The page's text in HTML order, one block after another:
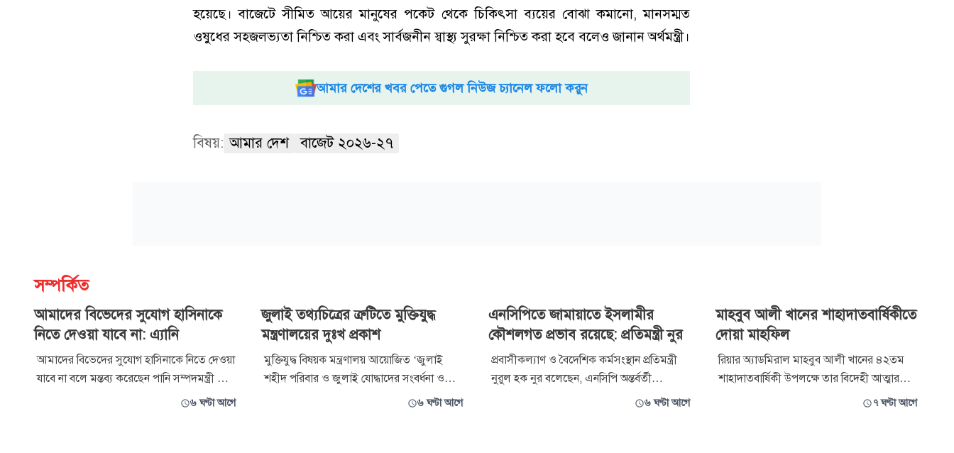
হয়েছে। বাজেটে সীমিত আয়ের মানুষের পকেট থেকে চিকিৎসা ব্যয়ের বোঝা কমানো, মানসম্মত
ওষুধের সহজলভ্যতা নিশ্চিত করা এবং সার্বজনীন স্বাস্থ্য সুরক্ষা নিশ্চিত করা হবে বলেও জানান অর্থমন্ত্রী।
আমার দেশের খবর পেতে গুগল নিউজ চ্যানেল ফলো করুন
বিষয়: আমার দেশ বাজেট ২০২৬-২৭
সম্পর্কিত
আমাদের বিভেদের সুযোগ হাসিনাকে
নিতে দেওয়া যাবে না: এ্যানি
আমাদের বিভেদের সুযোগ হাসিনাকে নিতে দেওয়া
যাবে না বলে মন্তব্য করেছেন পানি সম্পদমন্ত্রী মো.
শহীদউদ্দীন চৌধুরী এ্যানি। বৃহস্পতিবার (৬৬ ঘণ্টা আগে
জুলাই তথ্যচিত্রের ত্রুটিতে মুক্তিযুদ্ধ
মন্ত্রণালয়ের দুঃখ প্রকাশ
মুক্তিযুদ্ধ বিষয়ক মন্ত্রণালয় আয়োজিত ‘জুলাই
শহীদ পরিবার ও জুলাই যোদ্ধাদের সংবর্ধনা ও
আলোচনা সভায় প্রদর্শিত জুলাই গণঅভ্যুত্থান
৬ ঘণ্টা আগে
এনসিপিতে জামায়াতে ইসলামীর
কৌশলগত প্রভাব রয়েছে: প্রতিমন্ত্রী নুর
প্রবাসীকল্যাণ ও বৈদেশিক কর্মসংস্থান প্রতিমন্ত্রী
নুরুল হক নুর বলেছেন, এনসিপি অন্তর্বর্তী
সরকারের সহায়তা ছাড়া রাজনৈতিকভাবে দাঁড়াতে
৬ ঘণ্টা আগে
মাহবুব আলী খানের শাহাদাতবার্ষিকীতে
দোয়া মাহফিল
রিয়ার অ্যাডমিরাল মাহবুব আলী খানের ৪২তম
শাহাদাতবার্ষিকী উপলক্ষে তার বিদেহী আত্মার
মাগফিরাত কামনা করে দোয়া মাহফিল ও ইসলামী
৭ ঘণ্টা আগে